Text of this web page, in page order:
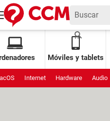
Móviles y tablets
Internet Hardware Audio